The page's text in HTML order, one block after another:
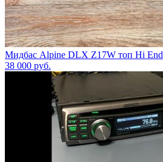
Мидбас Alpine DLX Z17W топ Hi End
38 000 руб.